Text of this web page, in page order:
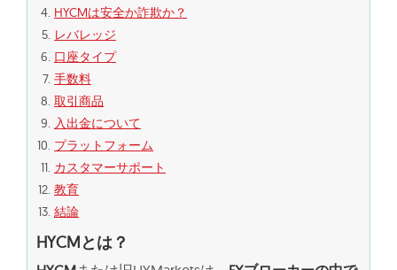
HYCMは安全か詐欺か？
レバレッジ
口座タイプ
手数料
取引商品
入出金について
プラットフォーム
カスタマーサポート
教育
結論
HYCMとは？